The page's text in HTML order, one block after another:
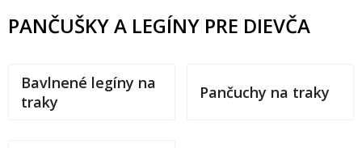
PANČUŠKY A LEGÍNY PRE DIEVČA
Bavlnené legíny na
traky
Pančuchy na traky